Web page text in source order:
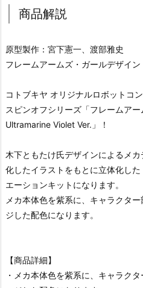
商品解説
原型製作：宮下憲一、渡部雅史
フレームアームズ・ガールデザイ
コトブキヤ オリジナルロボットコ
スピンオフシリーズ「フレームア
Ultramarine Violet Ver.」！
木下ともたけ氏デザインによるメ
化したイラストをもとに立体化し
エーションキットになります。
メカ本体色を紫系に、キャラクタ
ジした配色になります。
【商品詳細】
・メカ本体色を紫系に、キャラク